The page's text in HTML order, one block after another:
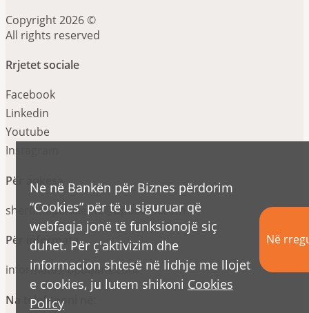
Copyright 2026 ©
All rights reserved
Rrjetet sociale
Facebook
Linkedin
Youtube
Instagram
Për ankesa
sherbimiperkliente@bpbbank.com
Për informata
informata@bpbbank.com
Na telefononi në:
Ne në Bankën për Biznes përdorim
“Cookies” për të u siguruar që
webfaqja jonë të funksionojë siç
duhet. Për ç'aktivizim dhe
informacion shtesë në lidhje me llojet
e cookies, ju lutem shikoni Cookies
Policy
Në